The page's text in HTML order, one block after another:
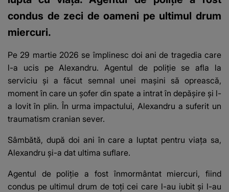
condus de zeci de oameni pe ultimul drum
miercuri.
Pe 29 martie 2026 se împlinesc doi ani de tragedia care
l-a ucis pe Alexandru. Agentul de poliție se afla la
serviciu și a făcut semnal unei mașini să oprească,
moment în care un șofer din spate a intrat în depășire și l-
a lovit în plin. În urma impactului, Alexandru a suferit un
traumatism cranian sever.
Sâmbătă, după doi ani în care a luptat pentru viața sa,
Alexandru și-a dat ultima suflare.
Agentul de poliție a fost înmormântat miercuri, fiind
condus pe ultimul drum de toți cei care l-au iubit și l-au